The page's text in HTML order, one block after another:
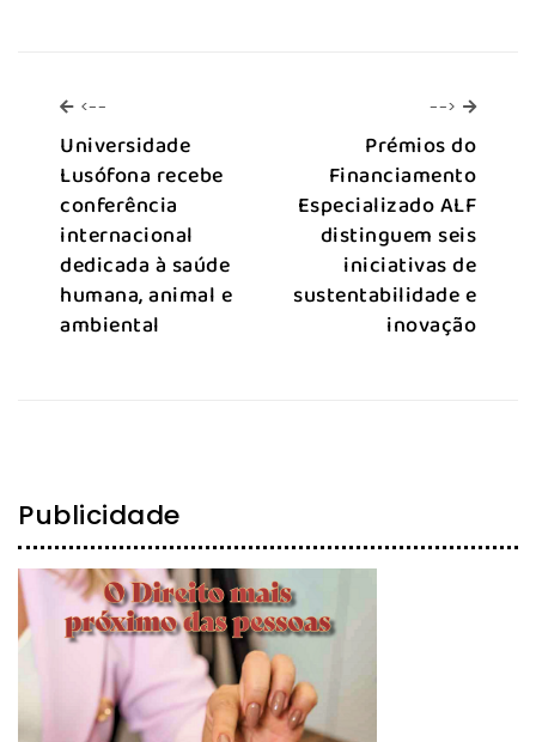
<--
Universidade
Lusófona recebe
conferência
internacional
dedicada à saúde
humana, animal e
ambiental
--> -->
Prémios do
Financiamento
Especializado ALF
distinguem seis
iniciativas de
sustentabilidade e
inovação
Publicidade